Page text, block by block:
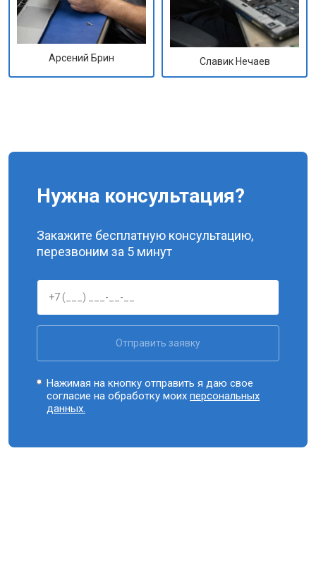
Арсений Брин Славик Нечаев
Нужна консультация?
Закажите бесплатную консультацию,
перезвоним за 5 минут
Отправить заявку
Нажимая на кнопку отправить я даю свое
согласие на обработку моихперсональных
данных.